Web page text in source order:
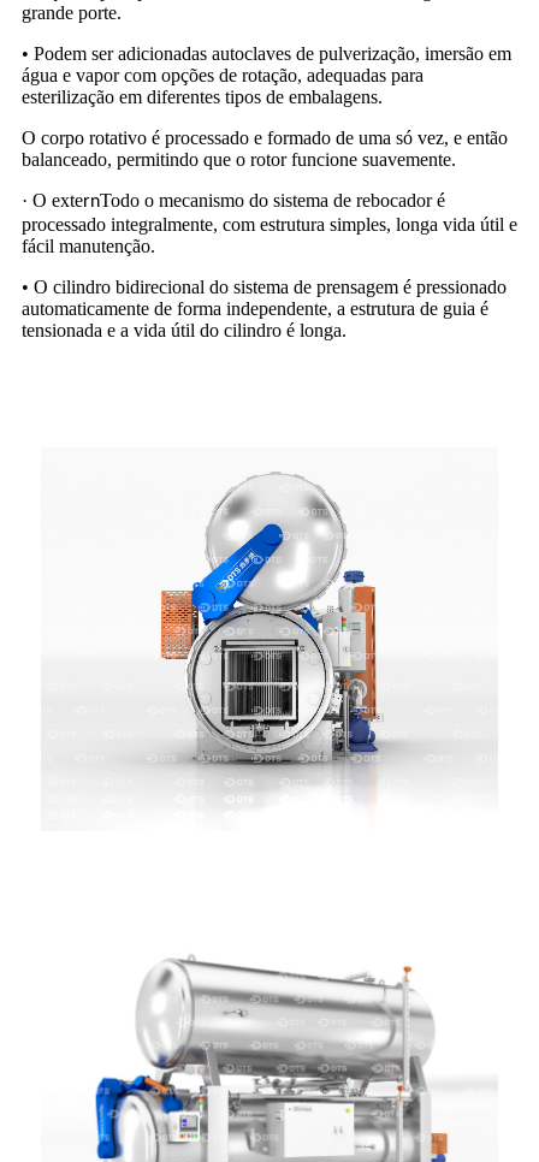
grande porte.
• Podem ser adicionadas autoclaves de pulverização, imersão em
água e vapor com opções de rotação, adequadas para
esterilização em diferentes tipos de embalagens.
O corpo rotativo é processado e formado de uma só vez, e então
balanceado, permitindo que o rotor funcione suavemente.
· O externTodo o mecanismo do sistema de rebocador é
processado integralmente, com estrutura simples, longa vida útil e
fácil manutenção.
• O cilindro bidirecional do sistema de prensagem é pressionado
automaticamente de forma independente, a estrutura de guia é
tensionada e a vida útil do cilindro é longa.